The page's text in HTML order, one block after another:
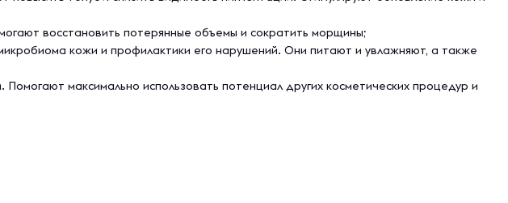
восстановить потерянные объемы и сократить морщины;
кожи и профилактики его нарушений. Они питают и увлажняют, а также
максимально использовать потенциал других косметических процедур и